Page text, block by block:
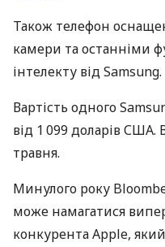
Також телефон
камери та останніми
інтелекту від Samsung.
Вартість одного
від 1 099 доларів США.
травня.
Минулого року
може намагатися
конкурента Apple,